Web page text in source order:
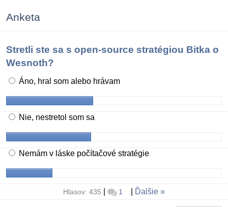
Anketa
Stretli ste sa s open-source stratégiou Bitka o
Wesnoth?
Áno, hral som alebo hrávam
Nie, nestretol som sa
Nemám v láske počítačové stratégie
Hlasov: 435 1 Ďalšie